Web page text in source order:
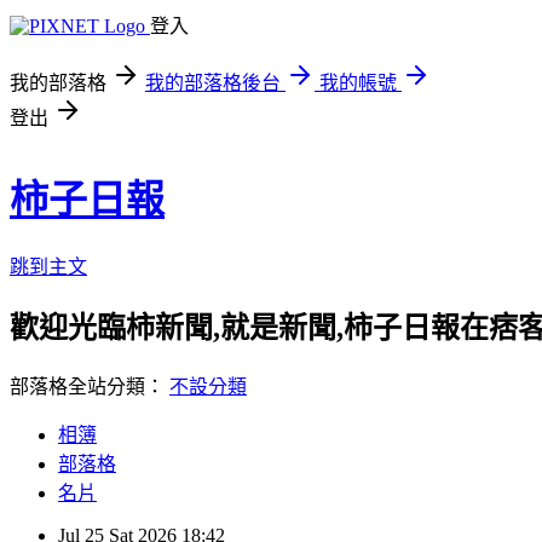
登入
我的部落格 我的部落格後台
我的帳號
登出
柿子日報
跳到主文
歡迎光臨柿新聞,就是新聞,柿子日報在痞
部落格全站分類： 不設分類
相簿
部落格
名片
Jul 25 Sat 2026 18:42